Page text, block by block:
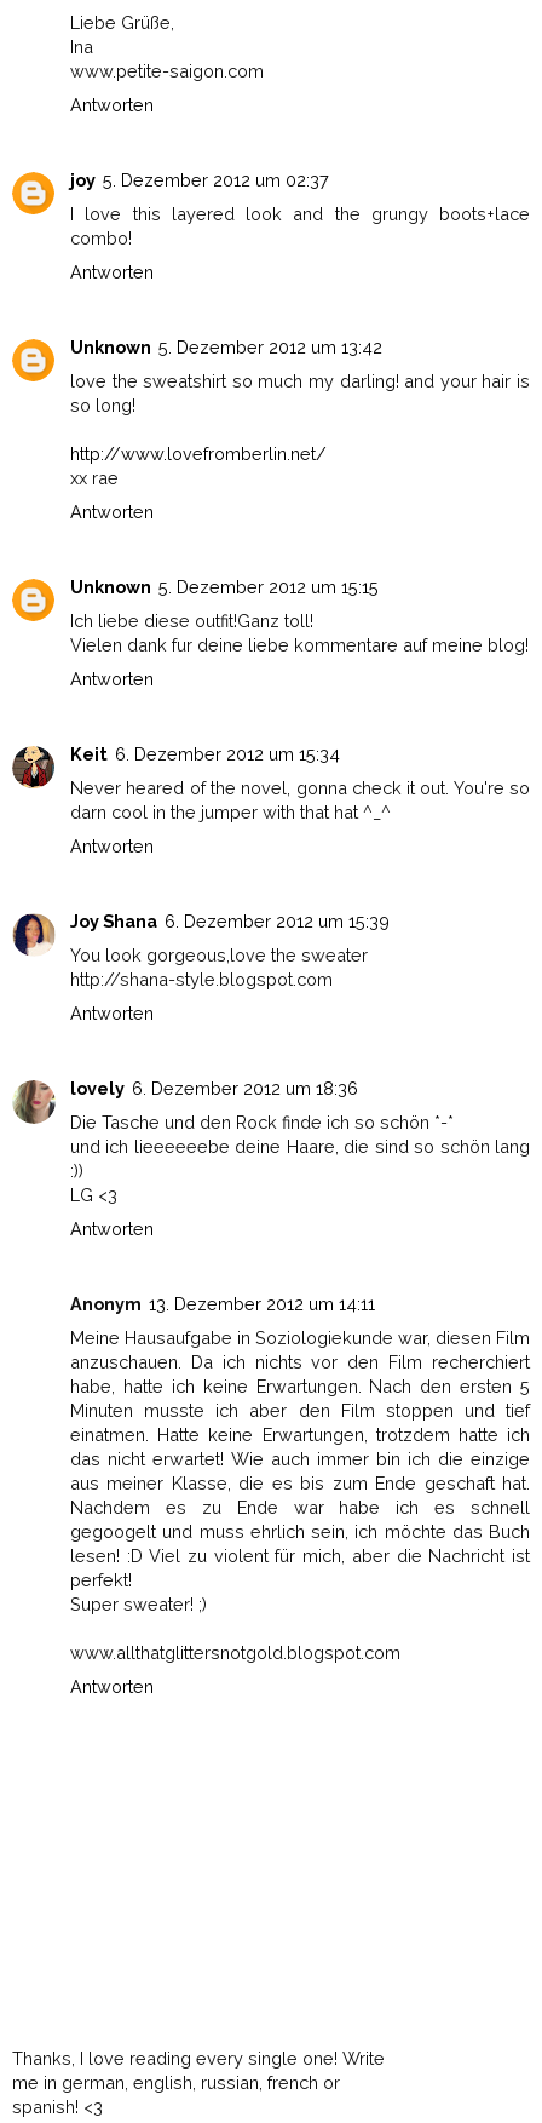
Liebe Grüße,
Ina
www.petite-saigon.com
Antworten
joy 5. Dezember 2012 um 02:37
I love this layered look and the grungy boots+lace
combo!
Antworten
Unknown 5. Dezember 2012 um 13:42
love the sweatshirt so much my darling! and your hair is
so long!
http://www.lovefromberlin.net/
xx rae
Antworten
Unknown 5. Dezember 2012 um 15:15
Ich liebe diese outfit!Ganz toll!
Vielen dank fur deine liebe kommentare auf meine blog!
Antworten
Keit 6. Dezember 2012 um 15:34
Never heared of the novel, gonna check it out. You're so
darn cool in the jumper with that hat ^_^
Antworten
Joy Shana 6. Dezember 2012 um 15:39
You look gorgeous,love the sweater
http://shana-style.blogspot.com
Antworten
lovely 6. Dezember 2012 um 18:36
Die Tasche und den Rock finde ich so schön *-*
und ich lieeeeeebe deine Haare, die sind so schön lang
:))
LG <3
Antworten
Anonym 13. Dezember 2012 um 14:11
Meine Hausaufgabe in Soziologiekunde war, diesen Film
anzuschauen. Da ich nichts vor den Film recherchiert
habe, hatte ich keine Erwartungen. Nach den ersten 5
Minuten musste ich aber den Film stoppen und tief
einatmen. Hatte keine Erwartungen, trotzdem hatte ich
das nicht erwartet! Wie auch immer bin ich die einzige
aus meiner Klasse, die es bis zum Ende geschaft hat.
Nachdem es zu Ende war habe ich es schnell
gegoogelt und muss ehrlich sein, ich möchte das Buch
lesen! :D Viel zu violent für mich, aber die Nachricht ist
perfekt!
Super sweater! ;)
www.allthatglittersnotgold.blogspot.com
Antworten
Thanks, I love reading every single one! Write
me in german, english, russian, french or
spanish! <3